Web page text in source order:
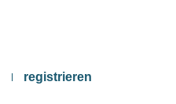
registrieren